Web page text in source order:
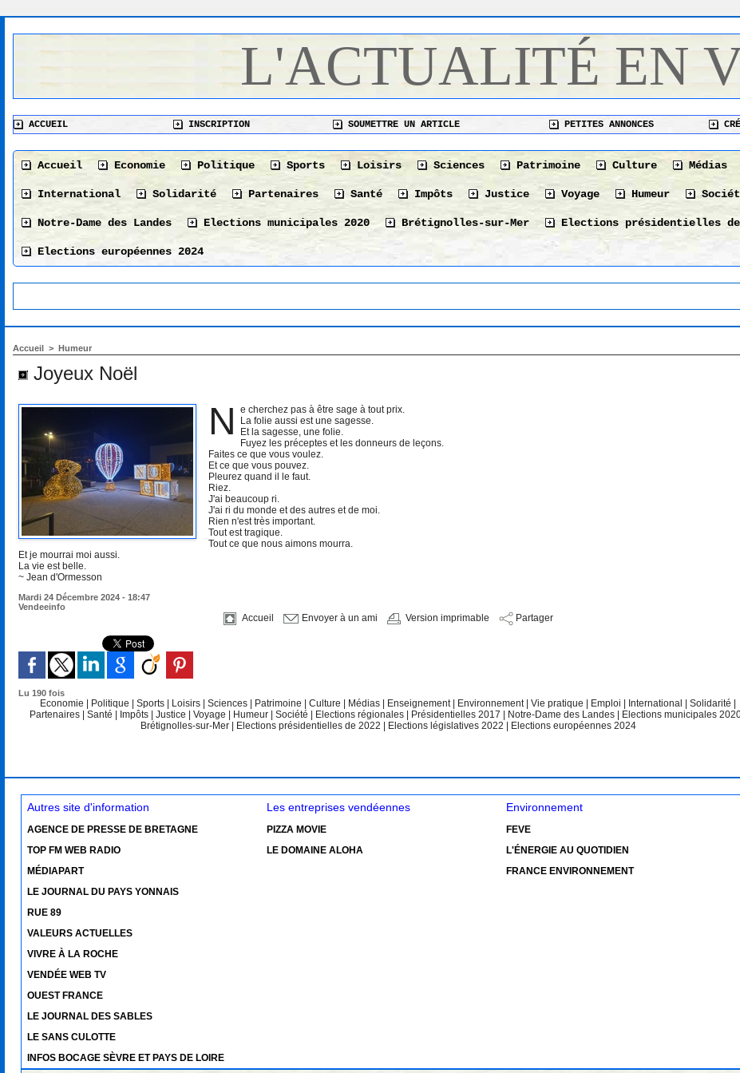
L'ACTUALITÉ EN
ACCUEIL INSCRIPTION SOUMETTRE UN ARTICLE PETITES ANNONCES
Accueil Economie Politique Sports Loisirs Sciences Patrimoine Culture Médias
International Solidarité Partenaires Santé Impôts Justice Voyage Humeur
Notre-Dame des Landes Elections municipales 2020 Brétignolles-sur-Mer Elections présidentielles de
Elections européennes 2024
Accueil > Humeur
Joyeux Noël
N
e cherchez pas à être sage à tout prix.
La folie aussi est une sagesse.
Et la sagesse, une folie.
Fuyez les préceptes et les donneurs de leçons.
Faites ce que vous voulez.
Et ce que vous pouvez.
Pleurez quand il le faut.
Riez.
J'ai beaucoup ri.
J'ai ri du monde et des autres et de moi.
Rien n'est très important.
Tout est tragique.
Tout ce que nous aimons mourra.
Et je mourrai moi aussi.
La vie est belle.
~ Jean d'Ormesson
Mardi 24 Décembre 2024 - 18:47
Vendeeinfo
Accueil Envoyer à un ami Version imprimable Partager
Lu 190 fois
Economie Politique |Sports Loisirs |Sciences Patrimoine |Culture Médias Enseignement Environnement |Vie pratique Emploi International |Solidarité
Partenaires
|Santé Impôts |Justice |Voyage Humeur |Société Elections régionales Présidentielles 2017 Notre-Dame des Landes Elections municipales
Brétignolles-sur-Mer
Elections présidentielles de 2022 Elections législatives 2022 Elections européennes 2024
Autres site d'information
AGENCE DE PRESSE DE BRETAGNE
TOP FM WEB RADIO
MÉDIAPART
LE JOURNAL DU PAYS YONNAIS
RUE 89
VALEURS ACTUELLES
VIVRE À LA ROCHE
VENDÉE WEB TV
OUEST FRANCE
LE JOURNAL DES SABLES
LE SANS CULOTTE
INFOS BOCAGE SÈVRE ET PAYS DE LOIRE
Les entreprises vendéennes
PIZZA MOVIE
LE DOMAINE ALOHA
Environnement
FEVE
L'ÉNERGIE AU QUOTIDIEN
FRANCE ENVIRONNEMENT